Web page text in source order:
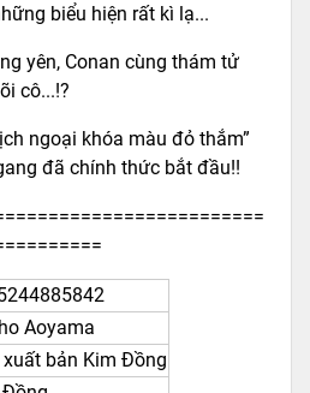
biểu hiện rất kì lạ...
yên, Conan cùng thám tử
cô...!?
ngoại khóa màu đỏ thắm”
đã chính thức bắt đầu!!
Aoyama
xuất bản Kim Đồng